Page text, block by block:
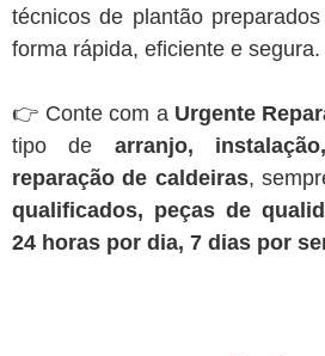
técnicos de plantão
forma rápida, eficiente e segura.
👉 Conte com a Urgente
tipo de arranjo,
reparação de caldeiras,
qualificados, peças de
24 horas por dia, 7 dias por